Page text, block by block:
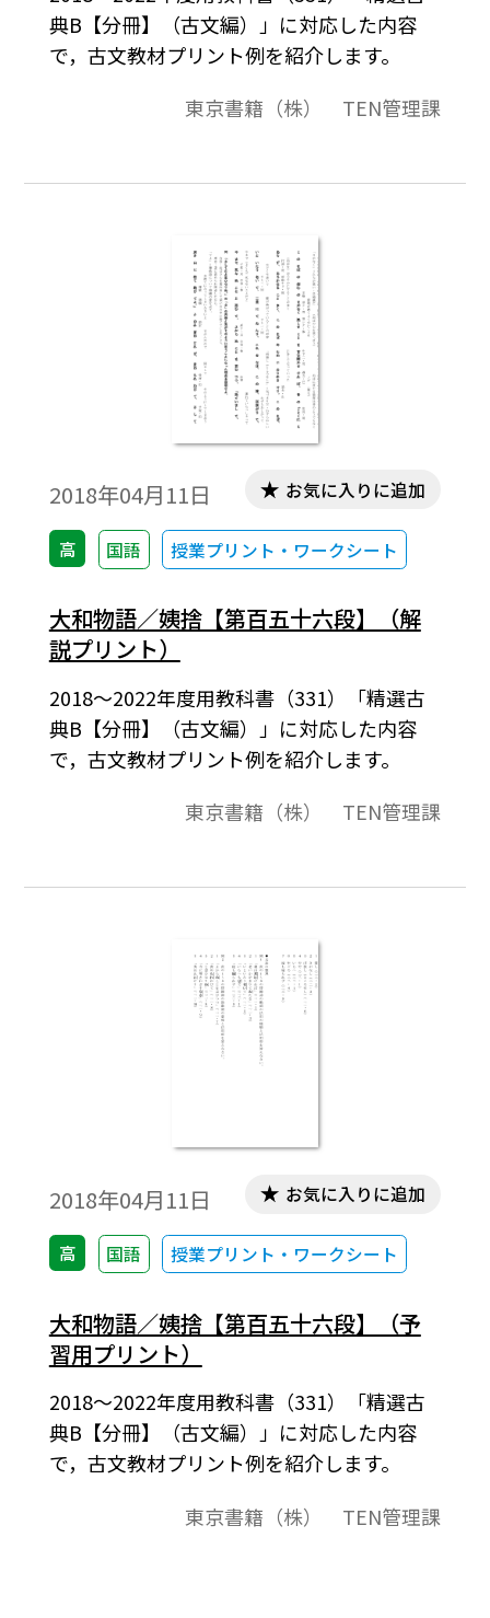
典B【分冊】（古文編）」に対応した内容
で，古文教材プリント例を紹介します。
東京書籍（株） TEN管理課
2018年04月11日
高 国語 授業プリント・ワークシート
お気に入りに追加
大和物語／姨捨【第百五十六段】（解
説プリント）
2018～2022年度用教科書（331）「精選古
典B【分冊】（古文編）」に対応した内容
で，古文教材プリント例を紹介します。
東京書籍（株） TEN管理課
2018年04月11日
高 国語 授業プリント・ワークシート
お気に入りに追加
大和物語／姨捨【第百五十六段】（予
習用プリント）
2018～2022年度用教科書（331）「精選古
典B【分冊】（古文編）」に対応した内容
で，古文教材プリント例を紹介します。
東京書籍（株） TEN管理課